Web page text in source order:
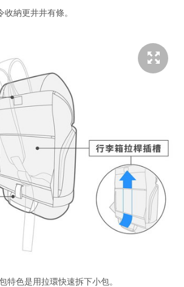
收納更井井有條。
特色是用拉環快速拆下小包。